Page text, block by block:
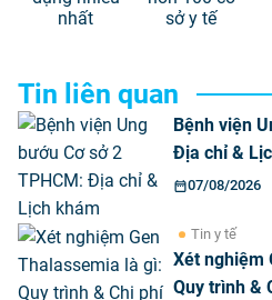
nhất
sở y tế
Tin liên quan
Bệnh viện
Địa chỉ &
07/08/2026
Tin y tế
Xét nghiệm
Quy trình &